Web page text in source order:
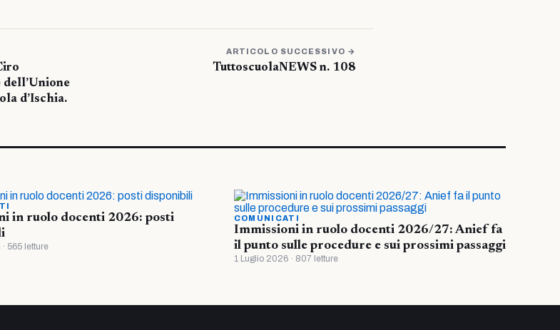
dell’Unione
d’Ischia.
ARTICOLO SUCCESSIVO →
TuttoscuolaNEWS n. 108
in ruolo docenti 2026: posti
565 letture
COMUNICATI
Immissioni in ruolo docenti 2026/27: Anief fa
il punto sulle procedure e sui prossimi passaggi
1 Luglio 2026 · 807 letture